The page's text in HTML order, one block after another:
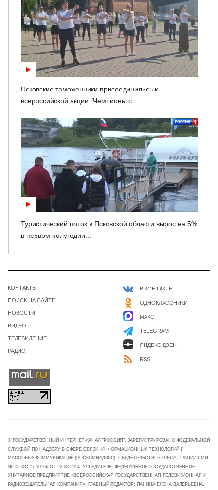
Псковские таможенники присоединились к
всероссийской акции "Чемпионы с...
Туристический поток в Псковской области вырос на 5%
в первом полугодии...
КОНТАКТЫ
ПОИСК НА САЙТЕ
НОВОСТИ
ВИДЕО
ТЕЛЕВИДЕНИЕ
РАДИО
В КОНТАКТЕ
ОДНОКЛАССНИКИ
МАКС
TELEGRAM
ЯНДЕКС ДЗЕН
RSS
© ГОСУДАРСТВЕННЫЙ ИНТЕРНЕТ-КАНАЛ "РОССИЯ". ЗАРЕГИСТРИРОВАНО ФЕДЕРАЛЬНОЙ
СЛУЖБОЙ ПО НАДЗОРУ В СФЕРЕ СВЯЗИ, ИНФОРМАЦИОННЫХ ТЕХНОЛОГИЙ И
МАССОВЫХ КОММУНИКАЦИЙ (РОСКОМНАДЗОР). СВИДЕТЕЛЬСТВО О РЕГИСТРАЦИИ СМИ
ЭЛ № ФС 77-59166 ОТ 22.08.2014. УЧРЕДИТЕЛЬ: ФЕДЕРАЛЬНОЕ ГОСУДАРСТВЕННОЕ
УНИТАРНОЕ ПРЕДПРИЯТИЕ «ВСЕРОССИЙСКАЯ ГОСУДАРСТВЕННАЯ ТЕЛЕВИЗИОННАЯ И
РАДИОВЕЩАТЕЛЬНАЯ КОМПАНИЯ». ГЛАВНЫЙ РЕДАКТОР: ПАНИНА ЕЛЕНА ВАЛЕРЬЕВНА.